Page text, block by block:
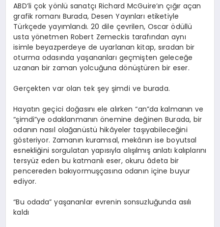
ABD’li çok yönlü sanatçı Richard McGuire’ın çığır açan
grafik romanı Burada, Desen Yayınları etiketiyle
Türkçede yayımlandı. 20 dile çevrilen, Oscar ödüllü
usta yönetmen Robert Zemeckis tarafından aynı
isimle beyazperdeye de uyarlanan kitap, sıradan bir
oturma odasında yaşananları geçmişten geleceğe
uzanan bir zaman yolcuğuna dönüştüren bir eser.
Gerçekten var olan tek şey şimdi ve burada.
Hayatın geçici doğasını ele alırken “an”da kalmanın ve
“şimdi”ye odaklanmanın önemine değinen Burada, bir
odanın nasıl olağanüstü hikâyeler taşıyabileceğini
gösteriyor. Zamanın kuramsal, mekânın ise boyutsal
esnekliğini sorgulatan yapısıyla alışılmış anlatı kalıplarını
tersyüz eden bu katmanlı eser, okuru âdeta bir
pencereden bakıyormuşçasına odanın içine buyur
ediyor.
“Bu odada” yaşananlar evrenin sonsuzluğunda asılı
kaldı